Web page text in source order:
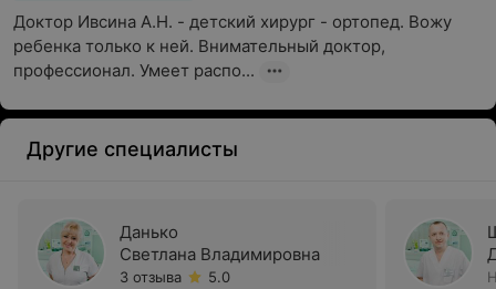
Доктор Ивсина А.Н. - детский хирург - ортопед. Вожу
ребенка только к ней. Внимательный доктор,
профессионал. Умеет распо...
Другие специалисты
Данько
Светлана Владимировна
3 отзыва
5.0